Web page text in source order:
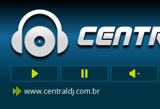
www.centraldj.com.br